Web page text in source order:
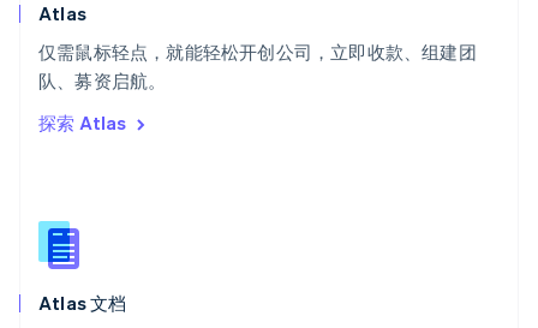
Atlas
仅需鼠标轻点，就能轻松开创公司，立即收款、组建团
队、募资启航。
探索 Atlas
Atlas 文档
泰国
ไทยEnglish
希腊
English
西班牙
新西兰
English
匈牙利
English